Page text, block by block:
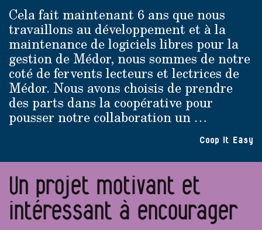
Cela fait maintenant 6 ans que nous
travaillons au développement et à la
maintenance de logiciels libres pour la
gestion de Médor, nous sommes de notre
coté de fervents lecteurs et lectrices de
Médor. Nous avons choisis de prendre
des parts dans la coopérative pour
pousser notre collaboration un …
Coop It Easy
Un projet motivant et
intéressant à encourager